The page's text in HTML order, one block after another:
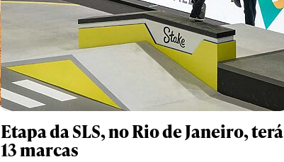
Etapa da SLS, no Rio de Janeiro, terá
13 marcas